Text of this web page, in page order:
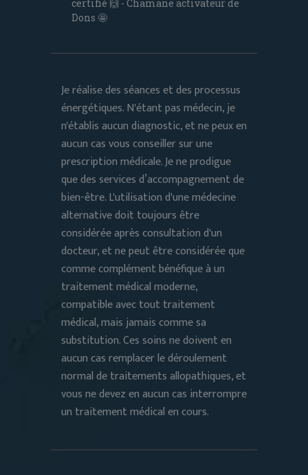
certifié 🙌 - Chamane activateur de
Dons 🤩
Je réalise des séances et des processus
énergétiques. N'étant pas médecin, je
n'établis aucun diagnostic, et ne peux en
aucun cas vous conseiller sur une
prescription médicale. Je ne prodigue
que des services d’accompagnement de
bien-être. L'utilisation d'une médecine
alternative doit toujours être
considérée après consultation d'un
docteur, et ne peut être considérée que
comme complément bénéfique à un
traitement médical moderne,
compatible avec tout traitement
médical, mais jamais comme sa
substitution. Ces soins ne doivent en
aucun cas remplacer le déroulement
normal de traitements allopathiques, et
vous ne devez en aucun cas interrompre
un traitement médical en cours.